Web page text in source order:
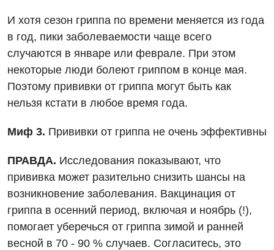
Вакцинация
Гастроэнтерология
Гематология
Гинекологическое отделение
Дерматовенерология
Диетология
Дневной стационар
Кардиология
Кардиохирургия
Хирургическое отделение
Эндоскопическое отделение
И хотя сезон гриппа по времени меняется из года
в год, пики заболеваемости чаще всего
случаются в январе или феврале. При этом
некоторые люди болеют гриппом в конце мая.
Поэтому прививки от гриппа могут быть как
нельзя кстати в любое время года.
Миф 3. Прививки от гриппа не очень эффективны
ПРАВДА. Исследования показывают, что
прививка может разительно снизить шансы на
возникновение заболевания. Вакцинация от
гриппа в осенний период, включая и ноябрь (!),
помогает уберечься от гриппа зимой и ранней
весной в 70 - 90 % случаев. Согласитесь, это